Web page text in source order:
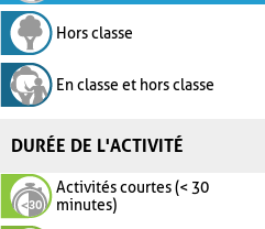
Hors classe
En classe et hors classe
DURÉE DE L'ACTIVITÉ
Activités courtes (< 30
minutes)